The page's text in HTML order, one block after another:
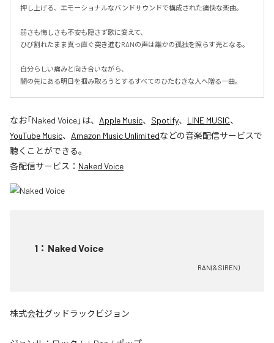
押し上げる、エモーショナルなバンドサウンドで構成された痛快な楽曲。
弱さも悔しさも不安も隠さず歌に変えて、
ひび割れたまま真っ直ぐ突き進むRANの声は誰かの孤独を照らす光となる。
自分らしい痛みと向き合いながら、
闇の先にある明日を掴み取ろうとするすべてのひたむきな人へ贈る一曲。
なお「Naked Voice」は、 Apple Music、 Spotify、 LINE MUSIC、
YouTube Music、 Amazon Music Unlimitedなどの音楽配信サービスで
聴くことができる。
各配信サービス： Naked Voice
1 ： Naked Voice
RAN(& SIREN)
株式会社グッドラックビジョン